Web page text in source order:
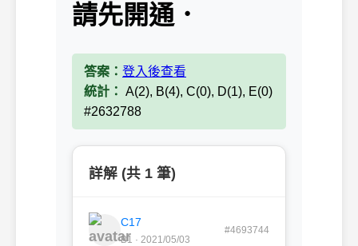
請先開通．
答案： 登入後查看
統計： A(2), B(4), C(0), D(1), E(0)
#2632788
詳解 (共 1 筆)
C17
B1 · 2021/05/03
#4693744